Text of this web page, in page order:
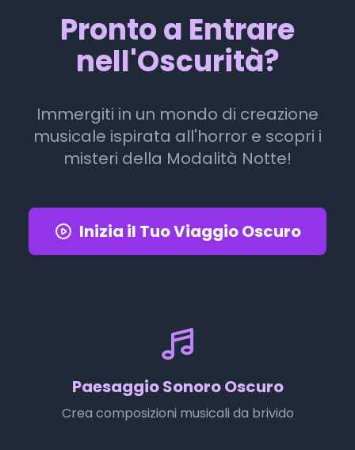
Pronto a Entrare
nell'Oscurità?
Immergiti in un mondo di creazione
musicale ispirata all'horror e scopri i
misteri della Modalità Notte!
Inizia il Tuo Viaggio Oscuro
Paesaggio Sonoro Oscuro
Crea composizioni musicali da brivido